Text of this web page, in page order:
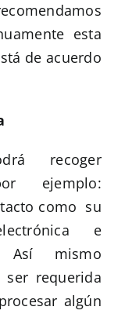
esta
de acuerdo
recoger
ejemplo:
como su
e
Así mismo
ser requerida
algún